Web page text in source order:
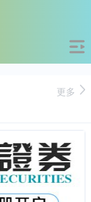
更多